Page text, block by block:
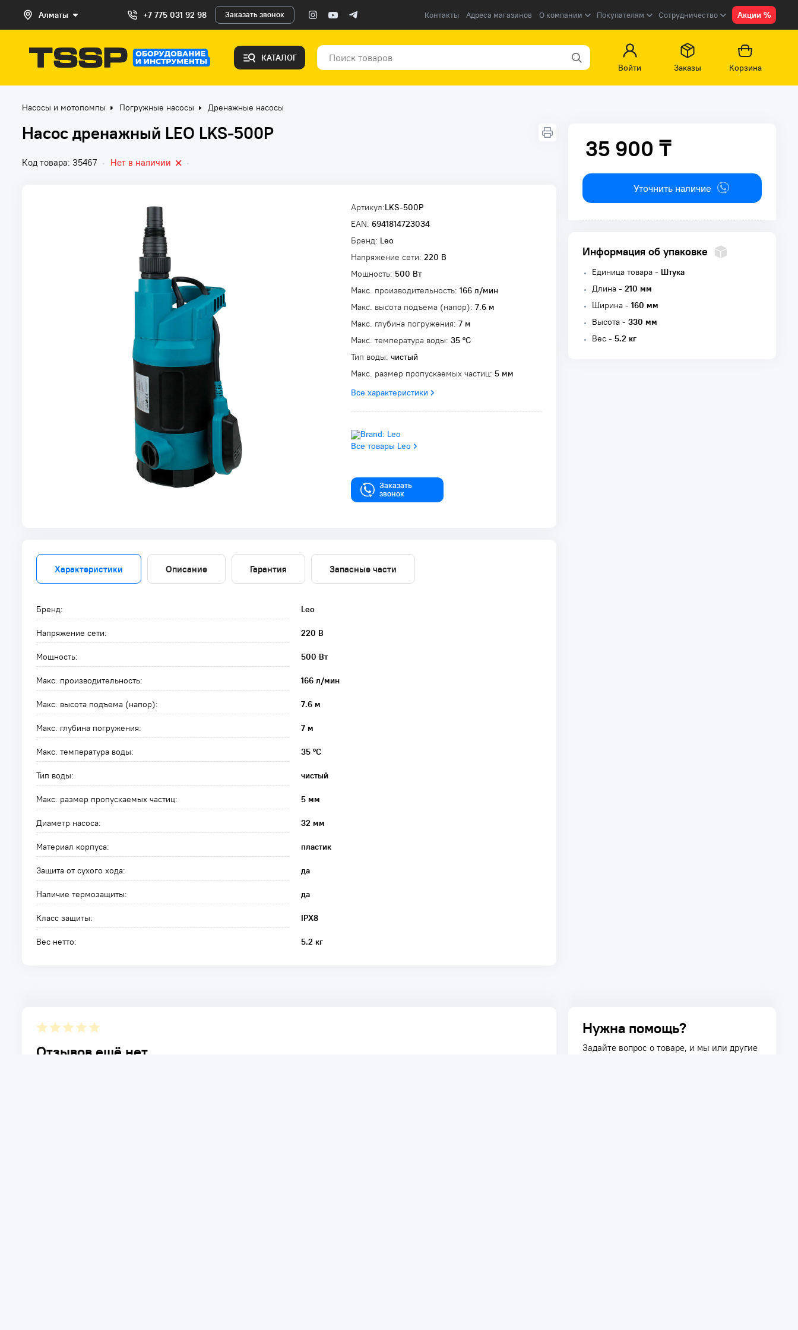
Алматы +7 775 031 92 98 Заказать звонок Контакты Адреса магазинов О компании Покупателям Сотрудничество Акции %
КАТАЛОГ
Войти
Заказы Корзина
Насосы и мотопомпы Погружные насосы Дренажные насосы
Насос дренажный LEO LKS-500P
Код товара: 35467 • Нет в наличии •
Артикул:LKS-500P
EAN: 6941814723034
Бренд: Leo
Напряжение сети: 220 В
Мощность: 500 Вт
Макс. производительность: 166 л/мин
Макс. высота подъема (напор): 7.6 м
Макс. глубина погружения: 7 м
Макс. температура воды: 35 °C
Тип воды: чистый
Макс. размер пропускаемых частиц: 5 мм
Все характеристики
Все товары Leo
Заказать
звонок
35 900 ₸
35 900 ₸
Уточнить наличие
Информация об упаковке
Единица товара - Штука
Длина - 210 мм
Ширина - 160 мм
Высота - 330 мм
Вес - 5.2 кг
Характеристики Описание Гарантия Запасные части
Бренд: Leo
Напряжение сети: 220 В
Мощность: 500 Вт
Макс. производительность: 166 л/мин
Макс. высота подъема (напор): 7.6 м
Макс. глубина погружения: 7 м
Макс. температура воды: 35 °C
Тип воды: чистый
Макс. размер пропускаемых частиц: 5 мм
Диаметр насоса: 32 мм
Материал корпуса: пластик
Защита от сухого хода: да
Наличие термозащиты: да
Класс защиты: IPX8
Вес нетто: 5.2 кг
Отзывов ещё нет.
Нужна помощь?
Задайте вопрос о товаре, и мы или другие